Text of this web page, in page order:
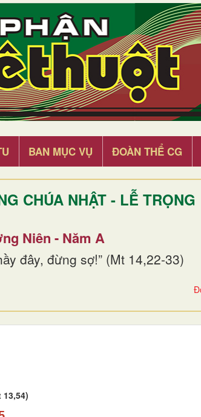
BAN MỤC VỤ ĐOÀN THỂ CG
CHÚA NHẬT - LỄ TRỌNG
Niên - Năm A
đây, đừng sợ!” (Mt 14,22-33)